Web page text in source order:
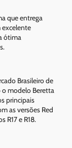
que entrega
excelente
ótima
Brasileiro de
o modelo Beretta
principais
as versões Red
R17 e R18.